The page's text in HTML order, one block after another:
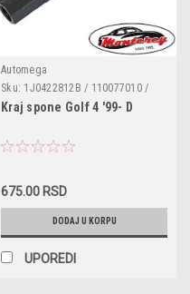
Automega
Sku: 1J0422812B / 110077010 /
G11004
Kraj spone Golf 4 '99- D
675.00 RSD
DODAJ U KORPU
UPOREDI